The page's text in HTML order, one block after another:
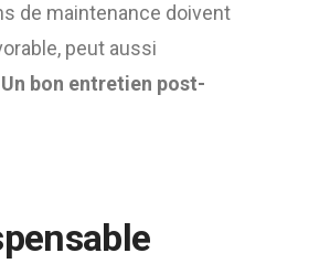
de maintenance doivent
peut aussi
Un bon entretien post-